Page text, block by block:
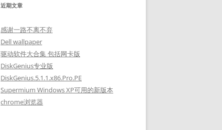
近期文章
感谢一路不离不弃
Dell wallpaper
驱动软件大合集 包括网卡版
DiskGenius专业版
DiskGenius.5.1.1.x86.Pro.PE
Supermium Windows XP可用的新版本
chrome浏览器